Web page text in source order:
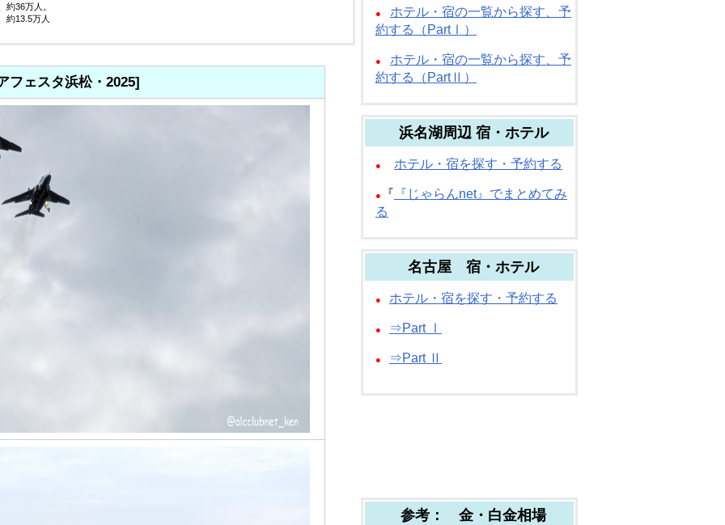
36万人。
約13.5万人
フェスタ浜松・2025]
●
ホテル・宿の一覧から探す、予
約する（PartⅠ）
●
ホテル・宿の一覧から探す、予
約する（PartⅡ）
浜名湖周辺 宿・ホテル
● ホテル・宿を探す・予約する
● 『 『じゃらんnet』でまとめてみ
る
名古屋 宿・ホテル
● ホテル・宿を探す・予約する
● ⇒Part Ⅰ
● ⇒Part Ⅱ
参考： 金・白金相場